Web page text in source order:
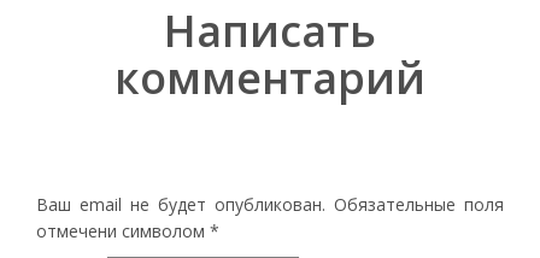
Написать
комментарий
Ваш email не будет опубликован. Обязательные поля
отмечени символом *